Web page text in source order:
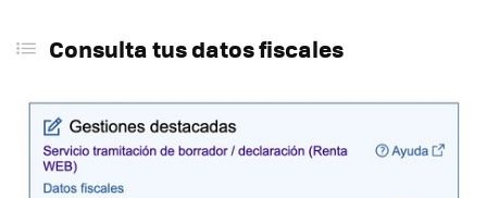
Consulta tus datos fiscales